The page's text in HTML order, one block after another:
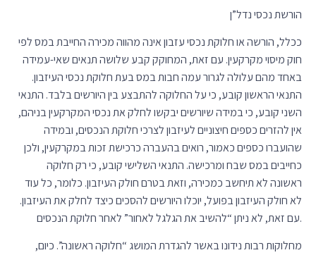
הורשת נכסי נדל”ן
ככלל, הורשה או חלוקת נכסי עזבון אינה מהווה מכירה החייבת במס לפי
חוק מיסוי מקרקעין. עם זאת, המחוקק קבע שלושה תנאים שאי-עמידה
באחד מהם עלולה לגרור עמה חבות במס בעת חלוקת נכסי העיזבון.
התנאי הראשון קובע, כי על החלוקה להתבצע בין היורשים בלבד. התנאי
השני קובע, כי במידה שיורשים יבקשו לחלק את נכסי המקרקעין בניהם,
אין להזרים כספים חיצוניים לעיזבון לצרכי חלוקת הנכסים, ובמידה
שהועברו כספים כאמור, רואים בהעברה כרכישת זכות במקרקעין, ולכן
כחייבים במס שבח ומרכישה. התנאי השלישי קובע, כי רק חלוקה
ראשונה לא תיחשב כמכירה, וזאת בטרם חולק העיזבון. כלומר, כל עוד
לא חולק העיזבון בפועל, יוכלו היורשים להסכים כיצד לחלק את העיזבון.
עם זאת, לא ניתן “להשיב את הגלגל לאחור” לאחר חלוקת הנכסים.
מחלוקות רבות נידונו באשר להגדרת המושג “חלוקה ראשונה”. כיום,